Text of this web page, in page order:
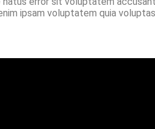
ipsam voluptatem quia